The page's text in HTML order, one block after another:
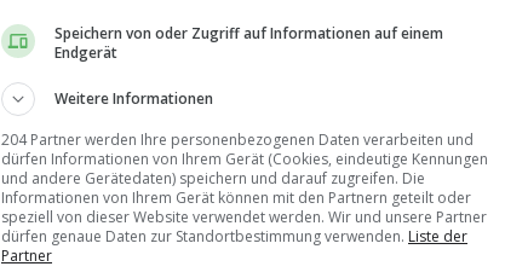
Speichern von oder Zugriff auf Informationen auf einem
Endgerät
Weitere Informationen
204 Partner werden Ihre personenbezogenen Daten verarbeiten und
dürfen Informationen von Ihrem Gerät (Cookies, eindeutige Kennungen
und andere Gerätedaten) speichern und darauf zugreifen. Die
Informationen von Ihrem Gerät können mit den Partnern geteilt oder
speziell von dieser Website verwendet werden. Wir und unsere Partner
dürfen genaue Daten zur Standortbestimmung verwenden. Liste der
Partner